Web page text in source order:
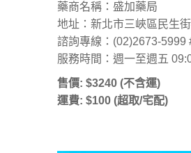
藥商名稱：盛加藥局
地址：新北市三峽區民生
諮詢專線：(02)2673-5999
服務時間：週一至週五
售價: $3240 (不含運)
運費: $100 (超取/宅配)